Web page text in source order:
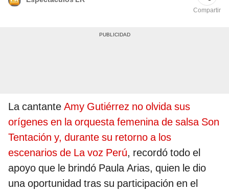
Compartir
La cantante Amy Gutiérrez no olvida sus
orígenes en la orquesta femenina de salsa Son
Tentación y, durante su retorno a los
escenarios de La voz Perú, recordó todo el
apoyo que le brindó Paula Arias, quien le dio
una oportunidad tras su participación en el